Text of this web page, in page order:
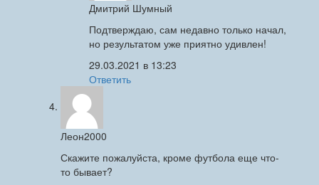
Дмитрий Шумный
Подтверждаю, сам недавно только начал,
но результатом уже приятно удивлен!
29.03.2021 в 13:23
Ответить
Леон2000
Скажите пожалуйста, кроме футбола еще что-
то бывает?